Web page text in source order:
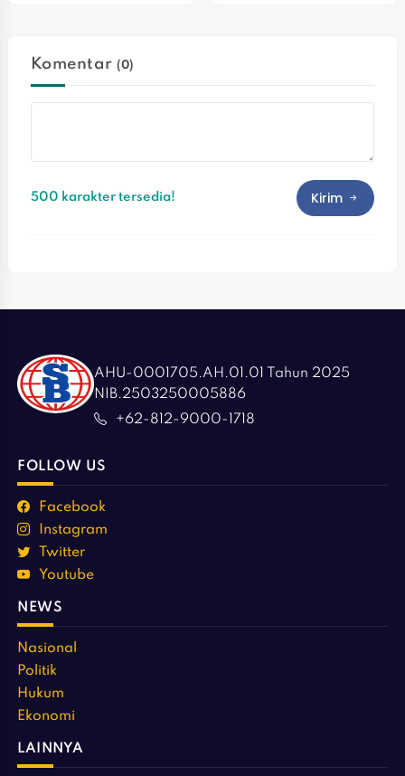
Komentar(0)
500 karakter tersedia! Kirim
AHU-0001705.AH.01.01 Tahun 2025
NIB.2503250005886
+62-812-9000-1718
FOLLOW US
Facebook
Instagram
Twitter
Youtube
NEWS
Nasional
Politik
Hukum
Ekonomi
LAINNYA